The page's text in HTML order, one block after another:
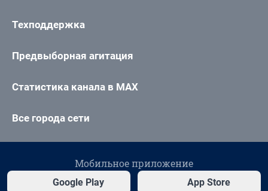
Техподдержка
Предвыборная агитация
Статистика канала в MAX
Все города сети
Мобильное приложение
Google Play App Store